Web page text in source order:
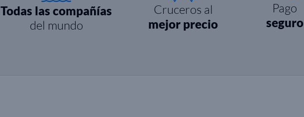
Todas las compañías
del mundo
Cruceros al
mejor precio
Pago
seguro